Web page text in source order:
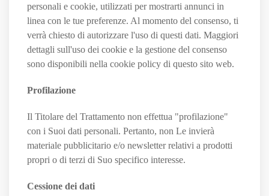
personali e cookie, utilizzati per mostrarti annunci in
linea con le tue preferenze. Al momento del consenso, ti
verrà chiesto di autorizzare l'uso di questi dati. Maggiori
dettagli sull'uso dei cookie e la gestione del consenso
sono disponibili nella cookie policy di questo sito web.
Profilazione
Il Titolare del Trattamento non effettua "profilazione"
con i Suoi dati personali. Pertanto, non Le invierà
materiale pubblicitario e/o newsletter relativi a prodotti
propri o di terzi di Suo specifico interesse.
Cessione dei dati